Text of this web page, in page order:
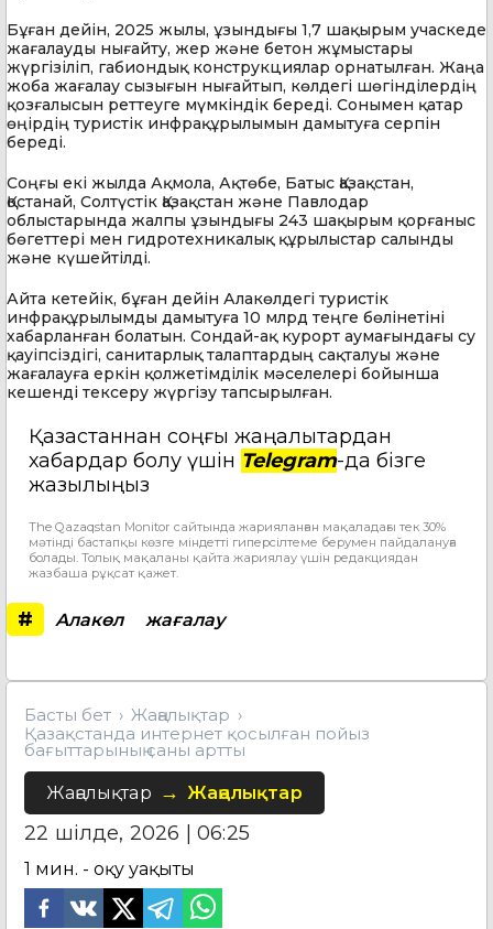
Бұған дейін, 2025 жылы, ұзындығы 1,7 шақырым учаскеде
жағалауды нығайту, жер және бетон жұмыстары
жүргізіліп, габиондық конструкциялар орнатылған. Жаңа
жоба жағалау сызығын нығайтып, көлдегі шөгінділердің
қозғалысын реттеуге мүмкіндік береді. Сонымен қатар
өңірдің туристік инфрақұрылымын дамытуға серпін
береді.
Соңғы екі жылда Ақмола, Ақтөбе, Батыс Қазақстан,
Қостанай, Солтүстік Қазақстан және Павлодар
облыстарында жалпы ұзындығы 243 шақырым қорғаныс
бөгеттері мен гидротехникалық құрылыстар салынды
және күшейтілді.
Айта кетейік, бұған дейін Алакөлдегі туристік
инфрақұрылымды дамытуға 10 млрд теңге бөлінетіні
хабарланған болатын. Сондай-ақ курорт аумағындағы су
қауіпсіздігі, санитарлық талаптардың сақталуы және
жағалауға еркін қолжетімділік мәселелері бойынша
кешенді тексеру жүргізу тапсырылған.
Қазақстаннан соңғы жаңалықтардан
хабардар болу үшін Telegram-да бізге
жазылыңыз
The Qazaqstan Monitor сайтында жарияланған мақаладағы тек 30%
мәтінді бастапқы көзге міндетті гиперсілтеме берумен пайдалануға
болады. Толық мақаланы қайта жариялау үшін редакциядан
жазбаша рұқсат қажет.
# Алакөл жағалау
Басты бет
Жаңалықтар
Қазақстанда интернет қосылған пойыз
бағыттарының саны артты
Жаңалықтар Жаңалықтар
22 шілде, 2026 | 06:25
1 мин. - оқу уақыты